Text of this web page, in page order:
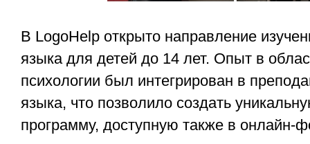
В LogoHelp открыто направление
языка для детей до 14 лет. Опыт в
психологии был интегрирован в
языка, что позволило создать
программу, доступную также в онлайн-